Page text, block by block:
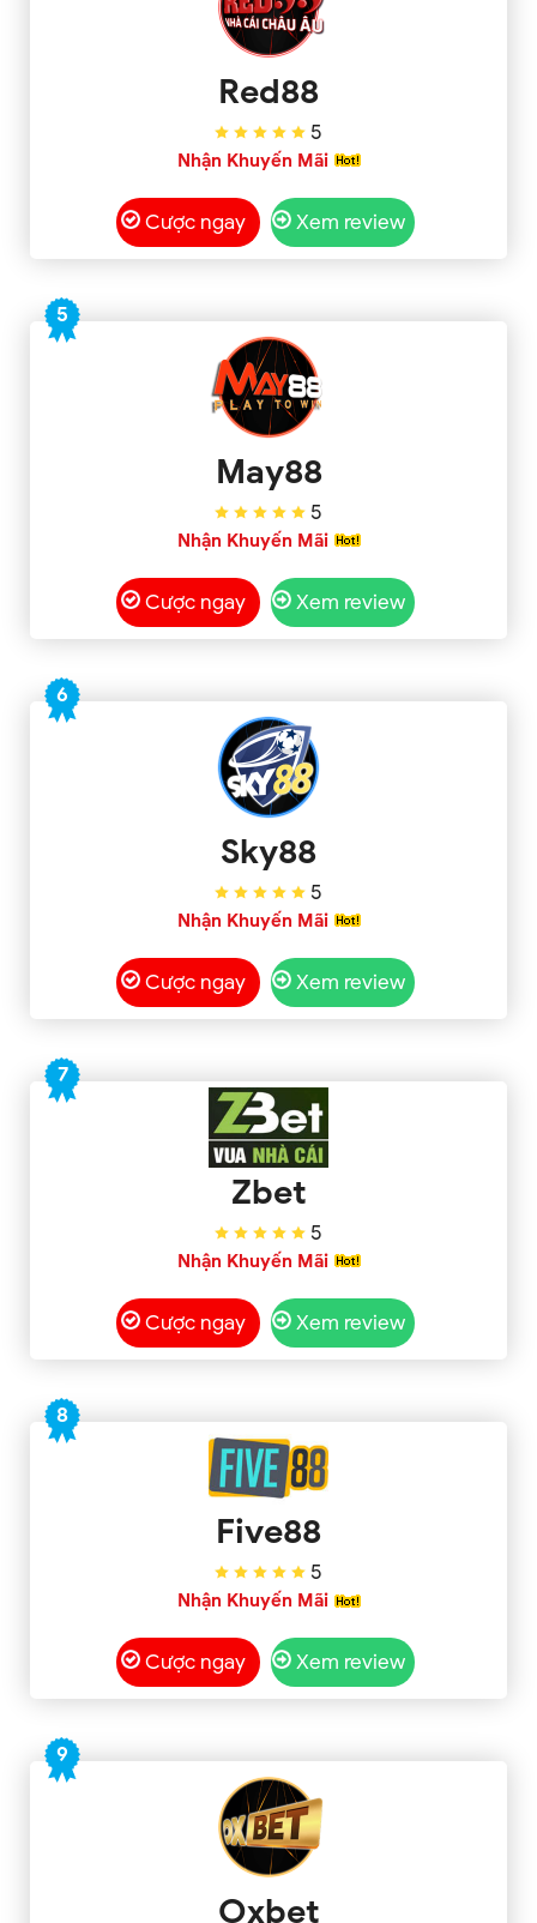
Red88
5
Nhận Khuyến Mãi
Cược ngay Xem review
5
May88
5
Nhận Khuyến Mãi
Cược ngay Xem review
6
Sky88
5
Nhận Khuyến Mãi
Cược ngay Xem review
7
Zbet
5
Nhận Khuyến Mãi
Cược ngay Xem review
8
Five88
5
Nhận Khuyến Mãi
Cược ngay Xem review
9
Oxbet